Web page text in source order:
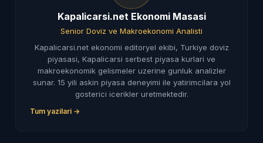
Kapalicarsi.net Ekonomi Masasi
Senior Doviz ve Makroekonomi Analisti
Kapalicarsi.net ekonomi editoryel ekibi, Turkiye doviz
piyasasi, Kapalicarsi serbest piyasa kurlari ve
makroekonomik gelismeler uzerine gunluk analizler
sunar. 15 yili askin piyasa deneyimi ile yatirimcilara yol
gosterici icerikler uretmektedir.
Tum yazilari →